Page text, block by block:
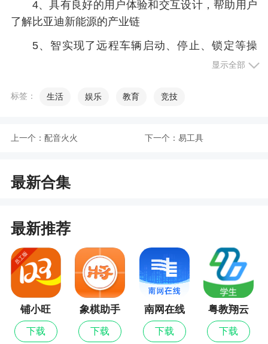
4、具有良好的用户体验和交互设计，帮助用户
了解比亚迪新能源的产业链
5、智实现了远程车辆启动、停止、锁定等操
车内娱乐体验
小编评价
菜单到复杂的手势控制和语音识别。这些智能交互
2、宣传了低碳生活，通过引入更多的电动汽
3、无需任何收费或使用门槛，让用户可以更加
轻松地享受到高质量的服务
更新日志
显示全部
标签： 生活 娱乐 教育 竞技
上一个： 配音火火 下一个： 易工具
最新合集
最新推荐
铺小旺
下载
象棋助手
下载
南网在线
下载
粤教翔云
数字教材
应用平台
下载